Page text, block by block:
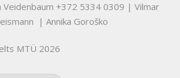
+372 5334 0309 | Vilmar
| Annika Goroško
MTÜ 2026